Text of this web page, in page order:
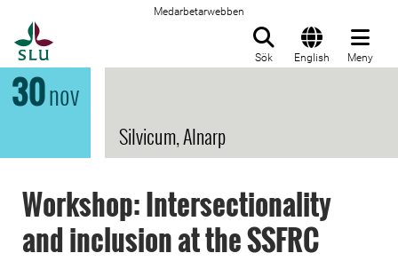
Medarbetarwebben
Sök English Meny
30nov
Silvicum, Alnarp
Workshop: Intersectionality
and inclusion at the SSFRC